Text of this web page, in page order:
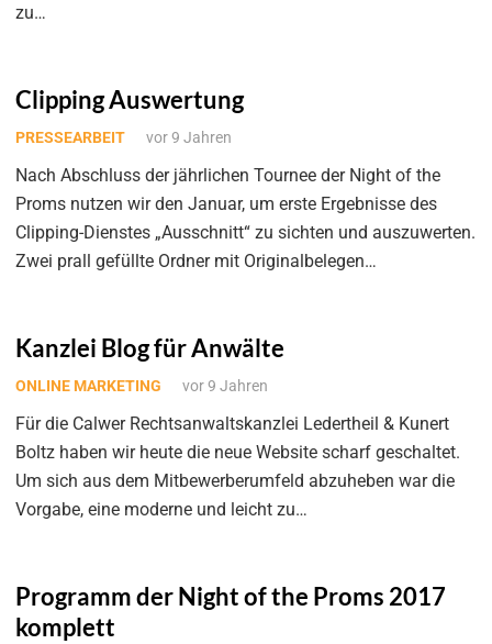
zu…
Clipping Auswertung
PRESSEARBEIT vor 9 Jahren
Nach Abschluss der jährlichen Tournee der Night of the
Proms nutzen wir den Januar, um erste Ergebnisse des
Clipping-Dienstes „Ausschnitt“ zu sichten und auszuwerten.
Zwei prall gefüllte Ordner mit Originalbelegen…
Kanzlei Blog für Anwälte
ONLINE MARKETING vor 9 Jahren
Für die Calwer Rechtsanwaltskanzlei Ledertheil & Kunert
Boltz haben wir heute die neue Website scharf geschaltet.
Um sich aus dem Mitbewerberumfeld abzuheben war die
Vorgabe, eine moderne und leicht zu…
Programm der Night of the Proms 2017
komplett